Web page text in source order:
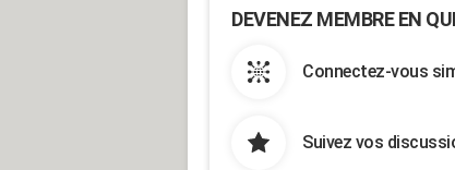
DEVENEZ MEMBRE EN
Connectez-vous
Suivez vos